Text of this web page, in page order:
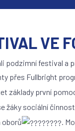
VE
podzimní festival a
přes Fullbright
základy první
žáky sociální
oborů
.